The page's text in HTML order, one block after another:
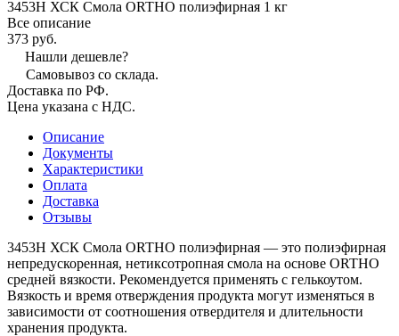
3453Н ХСК Смола ORTHO полиэфирная 1 кг
Все описание
373 руб.
Нашли дешевле?
Самовывоз со склада.
Доставка по РФ.
Цена указана с НДС.
Описание
Документы
Характеристики
Оплата
Доставка
Отзывы
3453Н ХСК Смола ORTHO полиэфирная — это полиэфирная
непредускоренная, нетиксотропная смола на основе ORTHO
средней вязкости. Рекомендуется применять с гелькоутом.
Вязкость и время отверждения продукта могут изменяться в
зависимости от соотношения отвердителя и длительности
хранения продукта.